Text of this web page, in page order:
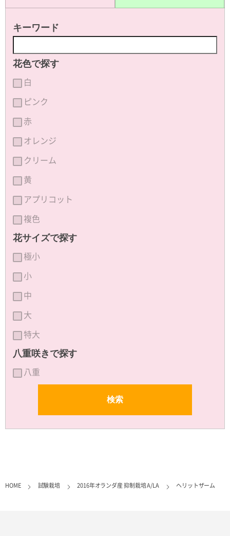
キーワード
花色で探す
白
ピンク
赤
オレンジ
クリーム
黄
アプリコット
複色
花サイズで探す
極小
小
中
大
特大
八重咲きで探す
八重
HOME 試験栽培 2016年オランダ産 抑制栽培 A/LA ヘリットザーム